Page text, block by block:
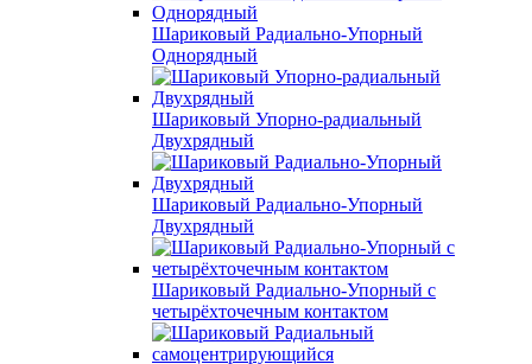
Шариковый Радиально-Упорный
Однорядный
Шариковый Упорно-радиальный
Двухрядный
Шариковый Радиально-Упорный
Двухрядный
Шариковый Радиально-Упорный с
четырёхточечным контактом